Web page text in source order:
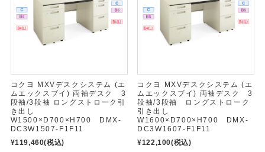
コクヨ MXVデスクシステム (エ
ムエックスブイ) 両袖デスク 3
段袖/3段袖 ロングストローク引
き出し
W1500×D700×H700 DMX-
DC3W1507-F1F11
¥119,460(税込)
コクヨ MXVデスクシステム (エ
ムエックスブイ) 両袖デスク 3
段袖/3段袖 ロングストローク
引き出し
W1600×D700×H700 DMX-
DC3W1607-F1F11
¥122,100(税込)